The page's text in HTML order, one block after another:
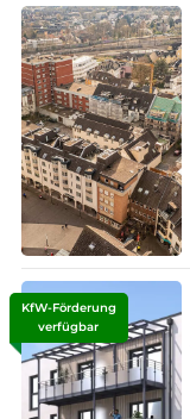
KfW-Förderung
verfügbar